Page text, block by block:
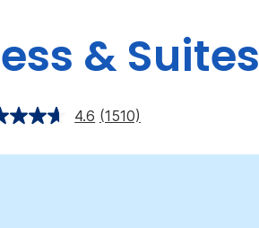
& Suites
4.6 (1510)